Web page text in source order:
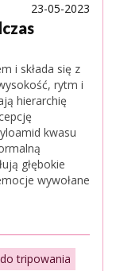
23-05-2023
i składa się z
rytm i
hierarchię
kwasu
głębokie
wywołane
tripowania